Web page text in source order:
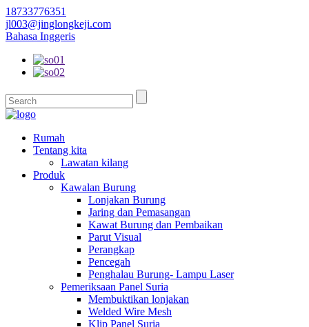
18733776351
jl003@jinglongkeji.com
Bahasa Inggeris
Rumah
Tentang kita
Lawatan kilang
Produk
Kawalan Burung
Lonjakan Burung
Jaring dan Pemasangan
Kawat Burung dan Pembaikan
Parut Visual
Perangkap
Pencegah
Penghalau Burung- Lampu Laser
Pemeriksaan Panel Suria
Membuktikan lonjakan
Welded Wire Mesh
Klip Panel Suria